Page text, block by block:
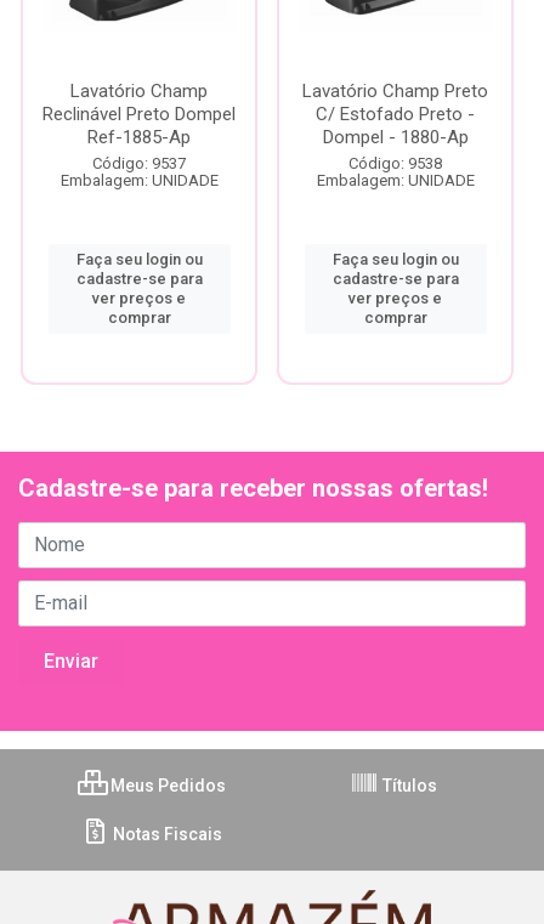
Lavatório Champ
Reclinável Preto Dompel
Ref-1885-Ap
Código: 9537
Embalagem: UNIDADE
Faça seu login ou
cadastre-se para
ver preços e
comprar
Lavatório Champ Preto
C/ Estofado Preto -
Dompel - 1880-Ap
Código: 9538
Embalagem: UNIDADE
Faça seu login ou
cadastre-se para
ver preços e
comprar
Cadastre-se para receber nossas ofertas!
Meus Pedidos Títulos
Notas Fiscais